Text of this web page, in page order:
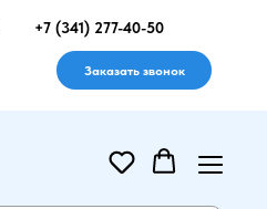
+7 (341) 277-40-50
Заказать звонок